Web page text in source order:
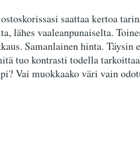
saattaa kertoa
lähes vaaleanpunaiselta.
Samanlainen hinta.
tuo kontrasti todella
Vai muokkaako väri vain